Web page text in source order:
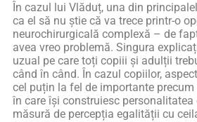
În cazul lui Vlăduț, una din
ca el să nu știe că va trece printr-o
neurochirurgicală complexă – de
avea vreo problemă. Singura
uzual pe care toți copiii și adulții
când în când. În cazul copiilor,
cel puțin la fel de importante precum
în care își construiesc personalitatea
măsură de percepția egalității cu